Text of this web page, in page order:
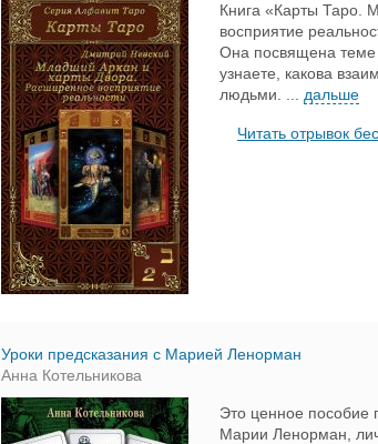
Книга «Карты Таро.
восприятие
Она посвящена
узнаете, какова
людьми.
дальше
Читать отрывок
Уроки предсказания с Марией Ленорман
Анна Котельникова
Это ценное пособие
Марии Ленорман,